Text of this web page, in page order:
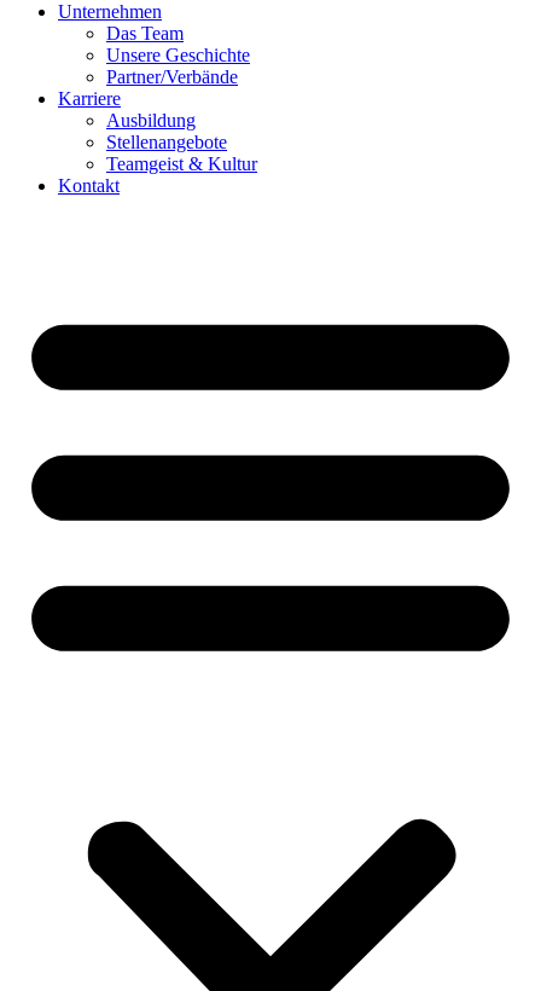
Unternehmen
Das Team
Unsere Geschichte
Partner/Verbände
Karriere
Ausbildung
Stellenangebote
Teamgeist & Kultur
Kontakt